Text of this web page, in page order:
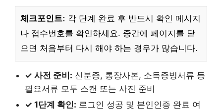
체크포인트: 각 단계 완료 후 반드시 확인 메시지
나 접수번호를 확인하세요. 중간에 페이지를 닫
으면 처음부터 다시 해야 하는 경우가 많습니다.
✓ 사전 준비: 신분증, 통장사본, 소득증빙서류 등
필요서류 모두 스캔 또는 사진 준비
✓ 1단계 확인: 로그인 성공 및 본인인증 완료 여